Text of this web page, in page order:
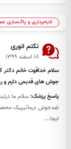
لایه‌برداری و پاک‌سازی
تکتم انوری
۱۸ اسفند ۱۳۹۹
جوش های قدیمی دارم و
پاسخ پزشک: سلام ما
ضدجوش درماتیپیک
ایجا...